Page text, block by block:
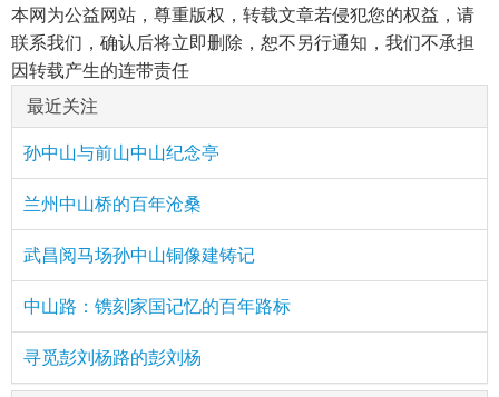
本网为公益网站，尊重版权，转载文章若侵犯您的权益，请
联系我们，确认后将立即删除，恕不另行通知，我们不承担
因转载产生的连带责任
最近关注
孙中山与前山中山纪念亭
兰州中山桥的百年沧桑
武昌阅马场孙中山铜像建铸记
中山路：镌刻家国记忆的百年路标
寻觅彭刘杨路的彭刘杨